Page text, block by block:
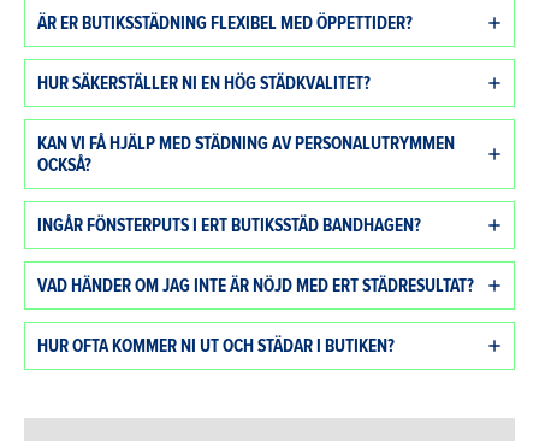
ÄR ER BUTIKSSTÄDNING FLEXIBEL MED ÖPPETTIDER?
HUR SÄKERSTÄLLER NI EN HÖG STÄDKVALITET?
KAN VI FÅ HJÄLP MED STÄDNING AV PERSONALUTRYMMEN
OCKSÅ?
INGÅR FÖNSTERPUTS I ERT BUTIKSSTÄD BANDHAGEN?
VAD HÄNDER OM JAG INTE ÄR NÖJD MED ERT STÄDRESULTAT?
HUR OFTA KOMMER NI UT OCH STÄDAR I BUTIKEN?